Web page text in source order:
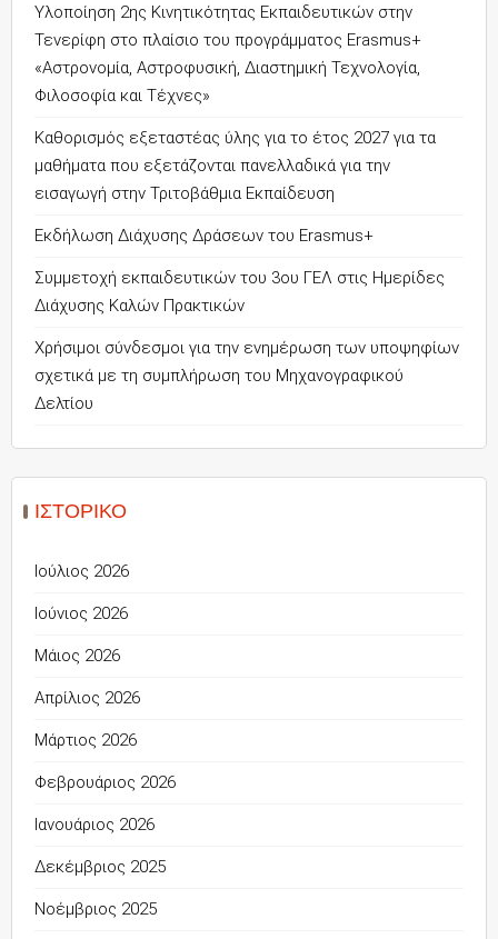
Υλοποίηση 2ης Κινητικότητας Εκπαιδευτικών στην
Τενερίφη στο πλαίσιο του προγράμματος Erasmus+
«Αστρονομία, Αστροφυσική, Διαστημική Τεχνολογία,
Φιλοσοφία και Τέχνες»
Καθορισμός εξεταστέας ύλης για το έτος 2027 για τα
μαθήματα που εξετάζονται πανελλαδικά για την
εισαγωγή στην Τριτοβάθμια Εκπαίδευση
Εκδήλωση Διάχυσης Δράσεων του Erasmus+
Συμμετοχή εκπαιδευτικών του 3ου ΓΕΛ στις Ημερίδες
Διάχυσης Καλών Πρακτικών
Χρήσιμοι σύνδεσμοι για την ενημέρωση των υποψηφίων
σχετικά με τη συμπλήρωση του Μηχανογραφικού
Δελτίου
ΙΣΤΟΡΙΚΌ
Ιούλιος 2026
Ιούνιος 2026
Μάιος 2026
Απρίλιος 2026
Μάρτιος 2026
Φεβρουάριος 2026
Ιανουάριος 2026
Δεκέμβριος 2025
Νοέμβριος 2025